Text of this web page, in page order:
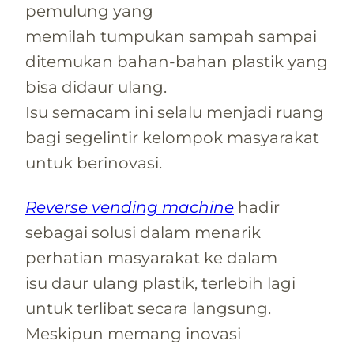
pemulung yang
memilah tumpukan sampah sampai
ditemukan bahan-bahan plastik yang
bisa didaur ulang.
Isu semacam ini selalu menjadi ruang
bagi segelintir kelompok masyarakat
untuk berinovasi.
Reverse vending machine hadir
sebagai solusi dalam menarik
perhatian masyarakat ke dalam
isu daur ulang plastik, terlebih lagi
untuk terlibat secara langsung.
Meskipun memang inovasi